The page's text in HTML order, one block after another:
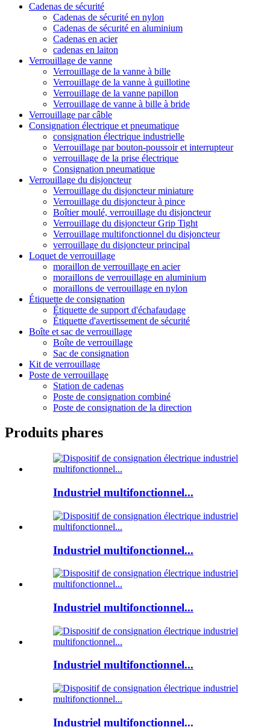
Cadenas de sécurité
Cadenas de sécurité en nylon
Cadenas de sécurité en aluminium
Cadenas en acier
cadenas en laiton
Verrouillage de vanne
Verrouillage de la vanne à bille
Verrouillage de la vanne à guillotine
Verrouillage de la vanne papillon
Verrouillage de vanne à bille à bride
Verrouillage par câble
Consignation électrique et pneumatique
consignation électrique industrielle
Verrouillage par bouton-poussoir et interrupteur
verrouillage de la prise électrique
Consignation pneumatique
Verrouillage du disjoncteur
Verrouillage du disjoncteur miniature
Verrouillage du disjoncteur à pince
Boîtier moulé, verrouillage du disjoncteur
Verrouillage du disjoncteur Grip Tight
Verrouillage multifonctionnel du disjoncteur
verrouillage du disjoncteur principal
Loquet de verrouillage
moraillon de verrouillage en acier
moraillons de verrouillage en aluminium
moraillons de verrouillage en nylon
Étiquette de consignation
Étiquette de support d'échafaudage
Étiquette d'avertissement de sécurité
Boîte et sac de verrouillage
Boîte de verrouillage
Sac de consignation
Kit de verrouillage
Poste de verrouillage
Station de cadenas
Poste de consignation combiné
Poste de consignation de la direction
Produits phares
Industriel multifonctionnel...
Industriel multifonctionnel...
Industriel multifonctionnel...
Industriel multifonctionnel...
Industriel multifonctionnel...